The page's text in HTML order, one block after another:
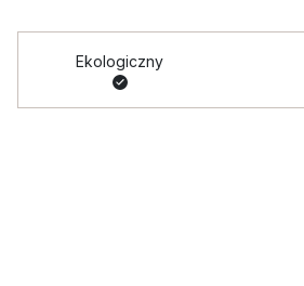
Ekologiczny